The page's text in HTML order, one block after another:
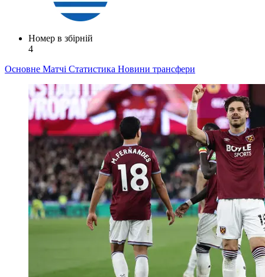
Номер в збірній
4
Основне Матчі Статистика Новини трансфери